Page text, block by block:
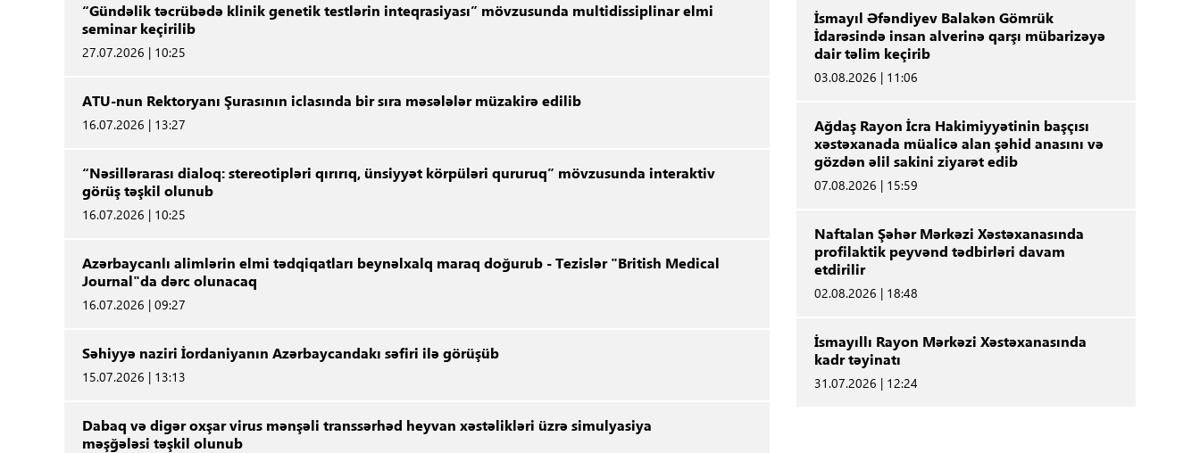
“Gündəlik təcrübədə klinik genetik testlərin inteqrasiyası” mövzusunda multidissiplinar elmi
seminar keçirilib
27.07.2026 | 10:25
ATU-nun Rektoryanı Şurasının iclasında bir sıra məsələlər müzakirə edilib
16.07.2026 | 13:27
“Nəsillərarası dialoq: stereotipləri qırırıq, ünsiyyət körpüləri qururuq” mövzusunda interaktiv
görüş təşkil olunub
16.07.2026 | 10:25
Azərbaycanlı alimlərin elmi tədqiqatları beynəlxalq maraq doğurub - Tezislər "British Medical
Journal"da dərc olunacaq
16.07.2026 | 09:27
Səhiyyə naziri İordaniyanın Azərbaycandakı səfiri ilə görüşüb
15.07.2026 | 13:13
Dabaq və digər oxşar virus mənşəli transsərhəd heyvan xəstəlikləri üzrə simulyasiya
məşğələsi təşkil olunub
İsmayıl Əfəndiyev Balakən Gömrük
İdarəsində insan alverinə qarşı mübarizəyə
dair təlim keçirib
03.08.2026 | 11:06
Ağdaş Rayon İcra Hakimiyyətinin başçısı
xəstəxanada müalicə alan şəhid anasını və
gözdən əlil sakini ziyarət edib
07.08.2026 | 15:59
Naftalan Şəhər Mərkəzi Xəstəxanasında
profilaktik peyvənd tədbirləri davam
etdirilir
02.08.2026 | 18:48
İsmayıllı Rayon Mərkəzi Xəstəxanasında
kadr təyinatı
31.07.2026 | 12:24